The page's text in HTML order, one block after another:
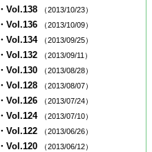
・Vol.138 （2013/10/23）
・Vol.136 （2013/10/09）
・Vol.134 （2013/09/25）
・Vol.132 （2013/09/11）
・Vol.130 （2013/08/28）
・Vol.128 （2013/08/07）
・Vol.126 （2013/07/24）
・Vol.124 （2013/07/10）
・Vol.122 （2013/06/26）
・Vol.120 （2013/06/12）